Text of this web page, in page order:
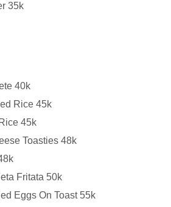
35k
40k
Rice 45k
45k
Toasties 48k
Fritata 50k
Eggs On Toast 55k